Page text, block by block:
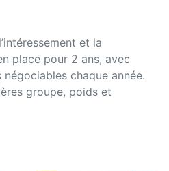
et la
place pour 2 ans, avec
chaque année.
groupe, poids et